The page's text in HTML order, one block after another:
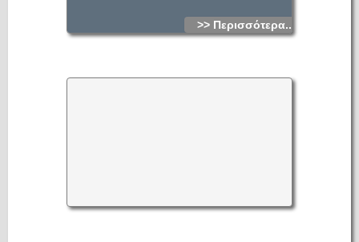
>> Περισσότερα...